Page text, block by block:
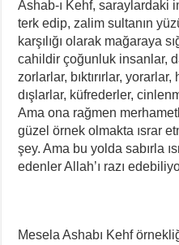
Ashab-ı Kehf, saraylardaki
terk edip, zalim sultanın
karşılığı olarak mağaraya
cahildir çoğunluk insanlar,
zorlarlar, bıktırırlar,
dışlarlar, küfrederler,
Ama ona rağmen
güzel örnek olmakta ısrar
şey. Ama bu yolda sabırla
edenler Allah’ı razı
Mesela Ashabı Kehf